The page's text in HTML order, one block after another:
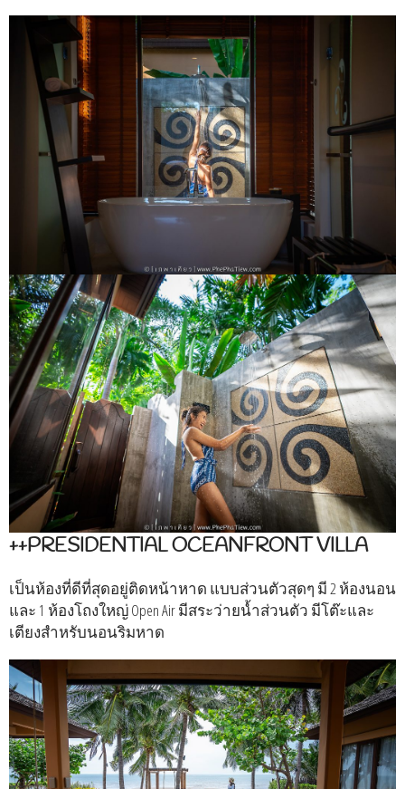
++PRESIDENTIAL OCEANFRONT VILLA
เป็นห้องที่ดีที่สุดอยู่ติดหน้าหาด แบบส่วนตัวสุดๆ มี 2 ห้องนอน
และ 1 ห้องโถงใหญ่ Open Air มีสระว่ายน้ำส่วนตัว มีโต๊ะและ
เตียงสำหรับนอนริมหาด